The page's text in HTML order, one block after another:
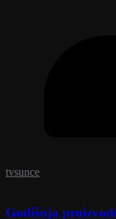
tvsunce
Godišnja